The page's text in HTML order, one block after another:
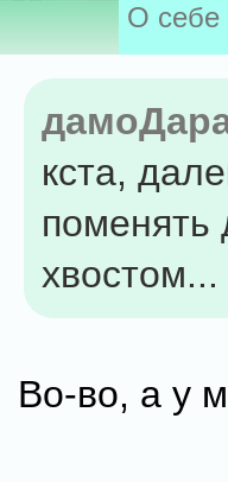
О себе
кста,
поменять
хвостом...
Во-во, а у